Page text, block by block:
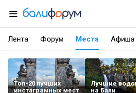
Лента Форум Места Афиша
Топ-20 лучших
инстаграмных мест
Лучшие
на Бали